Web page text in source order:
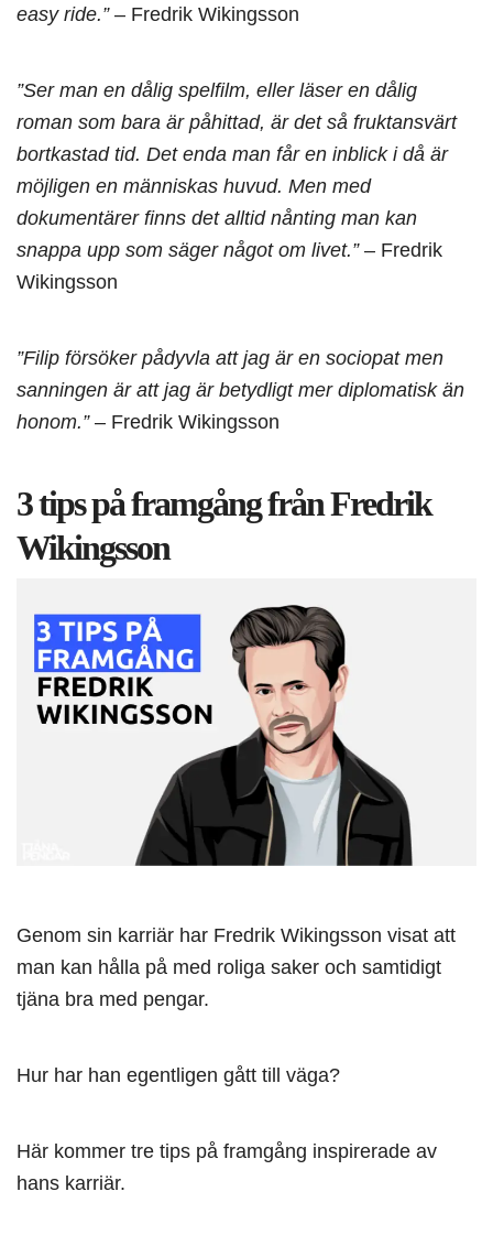
easy ride.”– Fredrik Wikingsson
”Ser man en dålig spelfilm, eller läser en dålig
roman som bara är påhittad, är det så fruktansvärt
bortkastad tid. Det enda man får en inblick i då är
möjligen en människas huvud. Men med
dokumentärer finns det alltid nånting man kan
snappa upp som säger något om livet.”– Fredrik
Wikingsson
”Filip försöker pådyvla att jag är en sociopat men
sanningen är att jag är betydligt mer diplomatisk än
honom.”– Fredrik Wikingsson
3 tips på framgång från Fredrik
Wikingsson
Genom sin karriär har Fredrik Wikingsson visat att
man kan hålla på med roliga saker och samtidigt
tjäna bra med pengar.
Hur har han egentligen gått till väga?
Här kommer tre tips på framgång inspirerade av
hans karriär.